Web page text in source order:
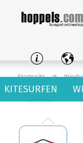
KITESURFEN
Startseite »